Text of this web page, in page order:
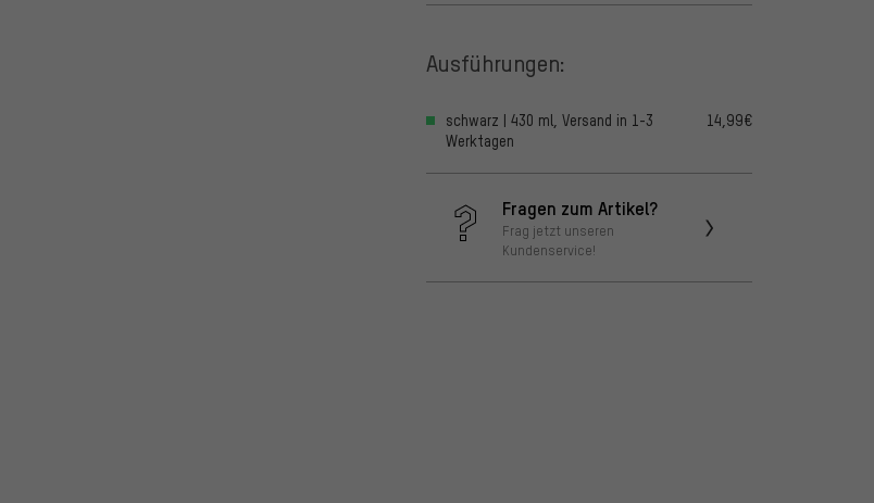
Ausführungen:
schwarz | 430 ml, Versand in 1-3
Werktagen
14,99€
Fragen zum Artikel?
Frag jetzt unseren
Kundenservice!